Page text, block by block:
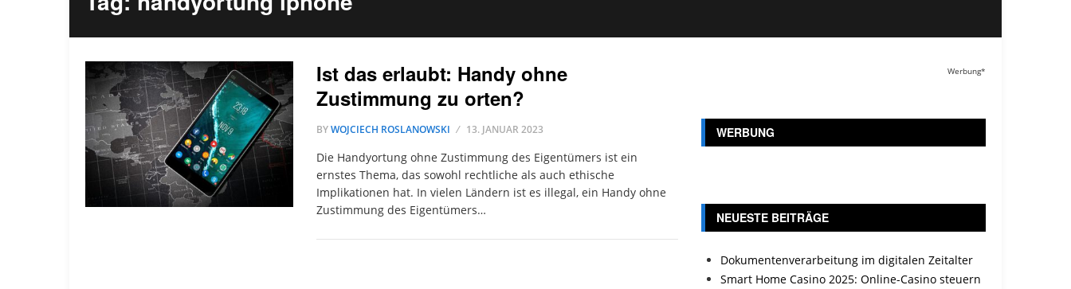
Ist das erlaubt: Handy ohne
Zustimmung zu orten?
BYWOJCIECH ROSLANOWSKI 13. JANUAR 2023
Die Handyortung ohne Zustimmung des Eigentümers ist ein
ernstes Thema, das sowohl rechtliche als auch ethische
Implikationen hat. In vielen Ländern ist es illegal, ein Handy ohne
Zustimmung des Eigentümers…
Werbung*
WERBUNG
NEUESTE BEITRÄGE
Dokumentenverarbeitung im digitalen Zeitalter
Smart Home Casino 2025: Online-Casino steuern